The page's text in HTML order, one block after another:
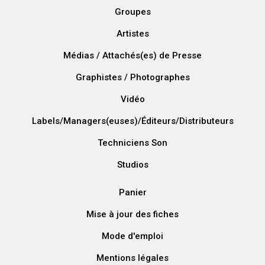
Groupes
Artistes
Médias / Attachés(es) de Presse
Graphistes / Photographes
Vidéo
Labels/Managers(euses)/Éditeurs/Distributeurs
Techniciens Son
Studios
Panier
Mise à jour des fiches
Mode d'emploi
Mentions légales